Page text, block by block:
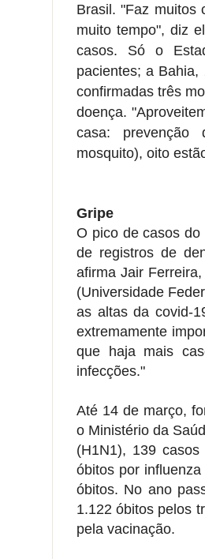
Brasil. "Faz muitos
muito tempo", diz
casos. Só o
pacientes; a
confirmadas três
doença.
casa:
mosquito), oito
Gripe
O pico de casos
de registros de
afirma Jair
(Universidade
as altas da covid-
extremamente
que haja mais
infecções."
Até 14 de março,
o Ministério da
(H1N1), 139
óbitos por
óbitos. No ano
1.122 óbitos pelos
pela vacinação.